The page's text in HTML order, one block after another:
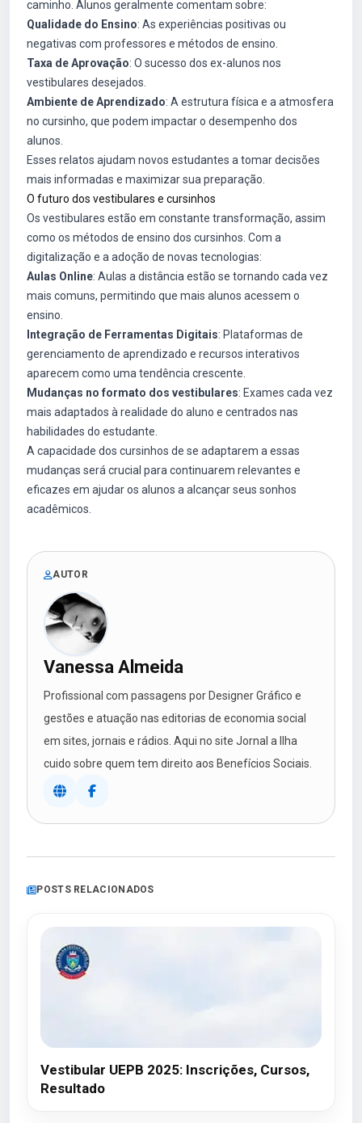
caminho. Alunos geralmente comentam sobre:
Qualidade do Ensino: As experiências positivas ou
negativas com professores e métodos de ensino.
Taxa de Aprovação: O sucesso dos ex-alunos nos
vestibulares desejados.
Ambiente de Aprendizado: A estrutura física e a atmosfera
no cursinho, que podem impactar o desempenho dos
alunos.
Esses relatos ajudam novos estudantes a tomar decisões
mais informadas e maximizar sua preparação.
O futuro dos vestibulares e cursinhos
Os vestibulares estão em constante transformação, assim
como os métodos de ensino dos cursinhos. Com a
digitalização e a adoção de novas tecnologias:
Aulas Online: Aulas a distância estão se tornando cada vez
mais comuns, permitindo que mais alunos acessem o
ensino.
Integração de Ferramentas Digitais: Plataformas de
gerenciamento de aprendizado e recursos interativos
aparecem como uma tendência crescente.
Mudanças no formato dos vestibulares: Exames cada vez
mais adaptados à realidade do aluno e centrados nas
habilidades do estudante.
A capacidade dos cursinhos de se adaptarem a essas
mudanças será crucial para continuarem relevantes e
eficazes em ajudar os alunos a alcançar seus sonhos
acadêmicos.
AUTOR
Vanessa Almeida
Profissional com passagens por Designer Gráfico e
gestões e atuação nas editorias de economia social
em sites, jornais e rádios. Aqui no site Jornal a Ilha
cuido sobre quem tem direito aos Benefícios Sociais.
POSTS RELACIONADOS
Vestibular UEPB 2025: Inscrições, Cursos,
Resultado